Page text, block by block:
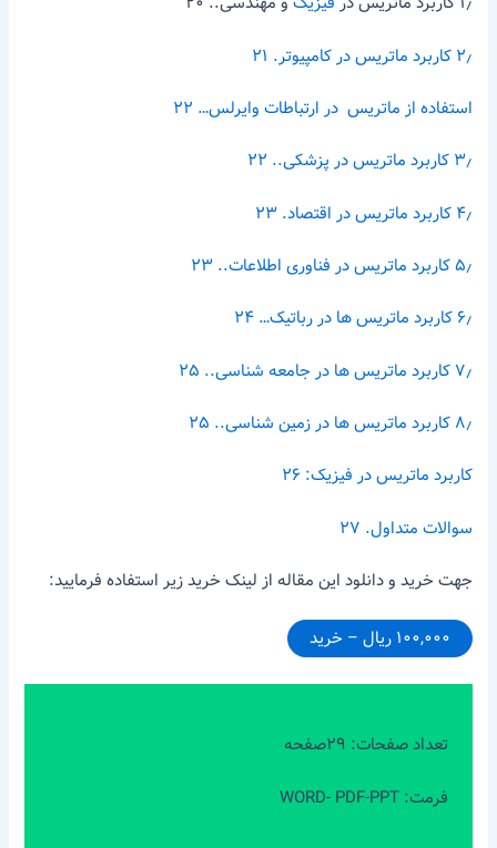
۲٫ کاربرد ماتریس در کامپیوتر. ۲۱
استفاده از ماتریس در ارتباطات وایرلس… ۲۲
۳٫ کاربرد ماتریس در پزشکی.. ۲۲
۴٫ کاربرد ماتریس در اقتصاد. ۲۳
۵٫ کاربرد ماتریس در فناوری اطلاعات.. ۲۳
۶٫ کاربرد ماتریس ها در رباتیک… ۲۴
۷٫ کاربرد ماتریس ها در جامعه شناسی.. ۲۵
۸٫ کاربرد ماتریس ها در زمین شناسی.. ۲۵
کاربرد ماتریس در فیزیک: ۲۶
سوالات متداول. ۲۷
جهت خرید و دانلود این مقاله از لینک خرید زیر استفاده فرمایید:
۱۰۰,۰۰۰ ریال – خرید
تعداد صفحات: ۲۹صفحه
فرمت: WORD- PDF-PPT